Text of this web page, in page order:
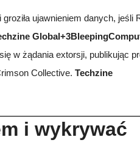
ujawnieniem danych, jeśli
się w żądania extorsji, publikując
Collective. Techzine
i wykrywać